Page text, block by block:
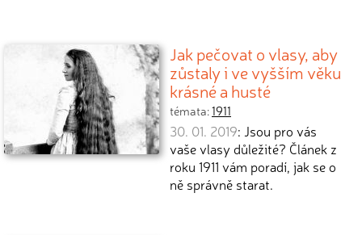
Jak pečovat o vlasy, aby
zůstaly i ve vyšším věku
krásné a husté
témata:1911
30. 01. 2019: Jsou pro vás
vaše vlasy důležité? Článek z
roku 1911 vám poradí, jak se o
ně správně starat.